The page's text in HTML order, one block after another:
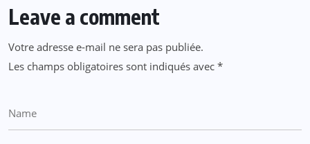
Leave a comment
Votre adresse e-mail ne sera pas publiée.
Les champs obligatoires sont indiqués avec *